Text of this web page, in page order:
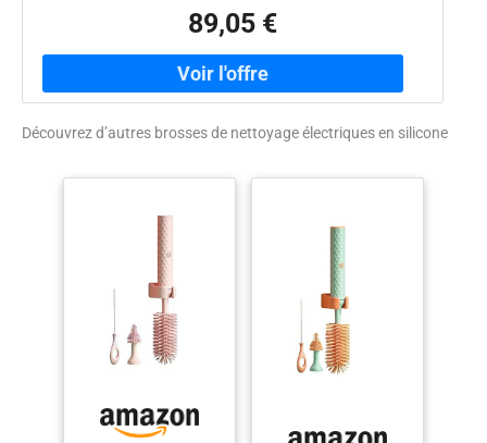
89,05 €
Découvrez d’autres brosses de nettoyage électriques en silicone